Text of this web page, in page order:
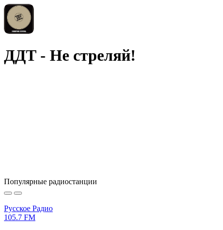
ДДТ - Не стреляй!
Популярные радиостанции
Русское Радио
105.7 FM